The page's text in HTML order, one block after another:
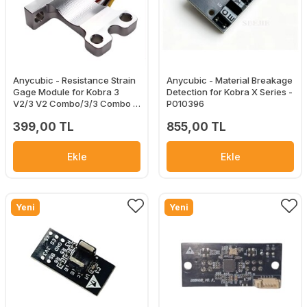
Anycubic - Resistance Strain
Gage Module for Kobra 3
V2/3 V2 Combo/3/3 Combo -
399,00 TL
Ekle
Anycubic - Material Breakage
Detection for Kobra X Series -
P010396
855,00 TL
Ekle
Yeni Yeni